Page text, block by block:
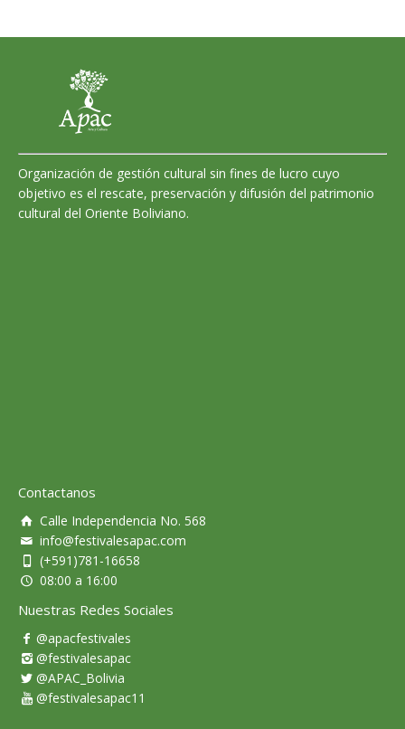
Organización de gestión cultural sin fines de lucro cuyo
objetivo es el rescate, preservación y difusión del patrimonio
cultural del Oriente Boliviano.
Contactanos
Calle Independencia No. 568
info@festivalesapac.com
(+591)781-16658
08:00 a 16:00
Nuestras Redes Sociales
@apacfestivales
@festivalesapac
@APAC_Bolivia
@festivalesapac11